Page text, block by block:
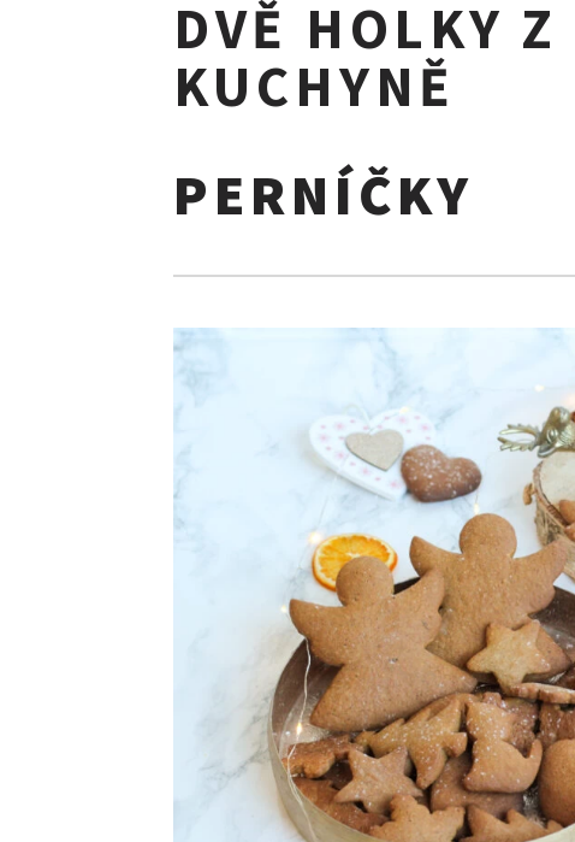
DVĚ HOLKY Z
KUCHYNĚ
PERNÍČKY